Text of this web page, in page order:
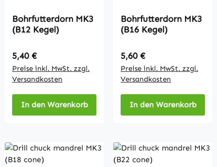
Bohrfutterdorn MK3
(B12 Kegel)
Regulärer Preis:
5,40 €
Preise inkl. MwSt. zzgl.
Versandkosten
In den Warenkorb
Bohrfutterdorn MK3
(B16 Kegel)
Regulärer Preis:
5,60 €
Preise inkl. MwSt. zzgl.
Versandkosten
In den Warenkorb